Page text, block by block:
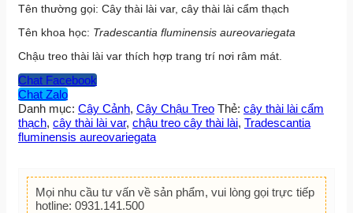
Tên thường gọi: Cây thài lài var, cây thài lài cẩm thạch
Tên khoa học: Tradescantia fluminensis aureovariegata
Chậu treo thài lài var thích hợp trang trí nơi râm mát.
Chat Facebook
Chat Zalo
Danh mục: Cây Cảnh, Cây Chậu Treo Thẻ: cây thài lài cẩm
thạch, cây thài lài var, chậu treo cây thài lài, Tradescantia
fluminensis aureovariegata
Mọi nhu cầu tư vấn về sản phẩm, vui lòng gọi trực tiếp
hotline: 0931.141.500